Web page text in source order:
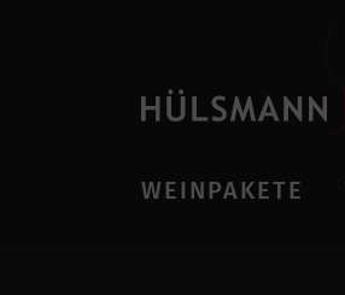
WEINPAKETE